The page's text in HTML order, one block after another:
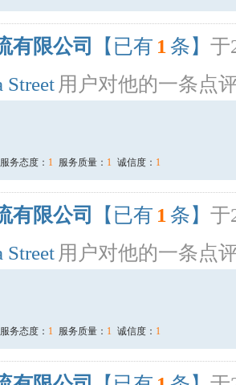
有限公司 【已有 1 条】 于
Street 用户对他的一条点
服务态度： 1 服务质量： 1 诚信度： 1
有限公司 【已有 1 条】 于
Street 用户对他的一条点
服务态度： 1 服务质量： 1 诚信度： 1